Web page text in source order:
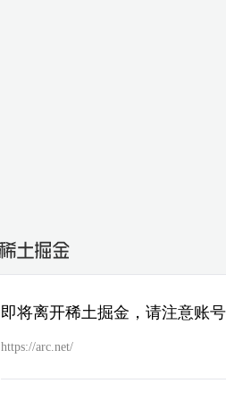
即将离开稀土掘金，请注意账
https://arc.net/